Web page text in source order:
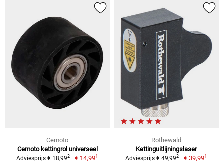
Cemoto
Cemoto kettingrol universeel
Adviesprijs € 18,992 € 14,991
Rothewald
Kettinguitlijningslaser
Adviesprijs € 49,992 € 39,991